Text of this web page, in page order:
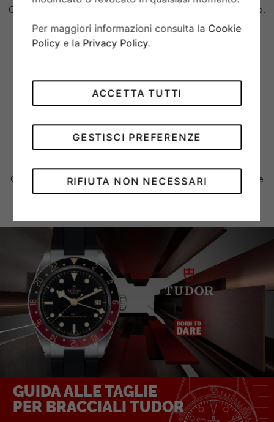
Corona di carica a vite in acciaio con la rosa TUDOR in rilievo.
VETRO
AUTONOMIA
Autonomia di circa 70 ore.
Cinturino ibrido in caucciù e cuoio con chiusura pieghevole e
fermaglio di sicurezza in acciaio.
GUIDA ALLE TAGLIE
PER BRACCIALI TUDOR
Per maggiori informazioni consulta la Cookie
Policy e la Privacy Policy.
RIFIUTA NON NECESSARI
GESTISCI PREFERENZE
ACCETTA TUTTI